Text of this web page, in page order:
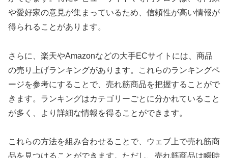
や愛好家の意見が集まっているため、信頼性が高い情報が
得られることがあります。
さらに、楽天やAmazonなどの大手ECサイトには、商品
の売り上げランキングがあります。これらのランキングペ
ージを参考にすることで、売れ筋商品を把握することがで
きます。ランキングはカテゴリーごとに分かれていること
が多く、より詳細な情報を得ることができます。
これらの方法を組み合わせることで、ウェブ上で売れ筋商
品を見つけることができます。ただし、売れ筋商品は瞬時